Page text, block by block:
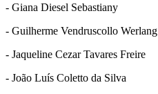
- Giana Diesel Sebastiany
- Guilherme Vendruscollo Werlang
- Jaqueline Cezar Tavares Freire
- João Luís Coletto da Silva